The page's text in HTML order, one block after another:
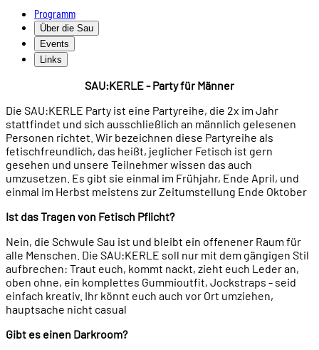
Programm
Über die Sau
Events
Links
SAU:KERLE - Party für Männer
Die SAU:KERLE Party ist eine Partyreihe, die 2x im Jahr
stattfindet und sich ausschließlich an männlich gelesenen
Personen richtet. Wir bezeichnen diese Partyreihe als
fetischfreundlich, das heißt, jeglicher Fetisch ist gern
gesehen und unsere Teilnehmer wissen das auch
umzusetzen. Es gibt sie einmal im Frühjahr, Ende April, und
einmal im Herbst meistens zur Zeitumstellung Ende Oktober
Ist das Tragen von Fetisch Pflicht?
Nein, die Schwule Sau ist und bleibt ein offenener Raum für
alle Menschen. Die SAU:KERLE soll nur mit dem gängigen Stil
aufbrechen: Traut euch, kommt nackt, zieht euch Leder an,
oben ohne, ein komplettes Gummioutfit, Jockstraps - seid
einfach kreativ. Ihr könnt euch auch vor Ort umziehen,
hauptsache nicht casual
Gibt es einen Darkroom?